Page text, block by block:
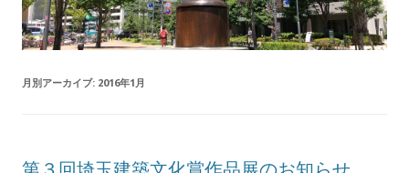
月別アーカイブ: 2016年1月